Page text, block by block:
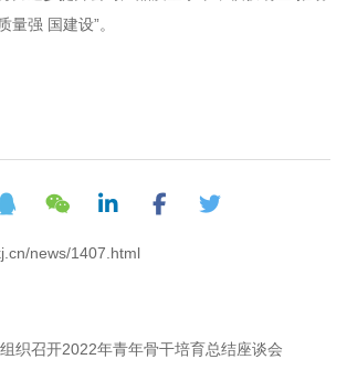
量强 国建设”。
news/1407.html
织召开2022年青年骨干培育总结座谈会